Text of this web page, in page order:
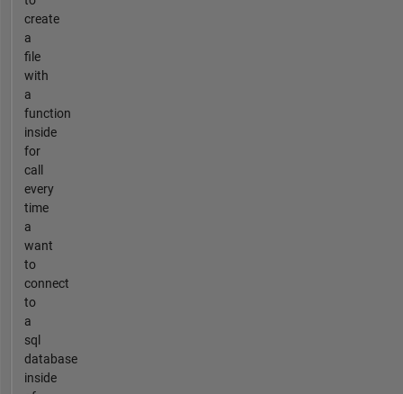
create
a
file
with
a
function
inside
for
call
every
time
a
want
to
connect
to
a
sql
database
inside